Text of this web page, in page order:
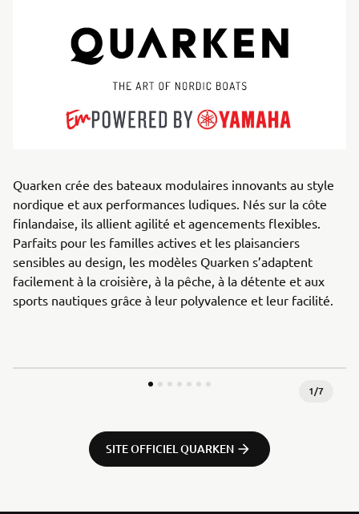
Quarken crée des bateaux modulaires innovants au style
nordique et aux performances ludiques. Nés sur la côte
finlandaise, ils allient agilité et agencements flexibles.
Parfaits pour les familles actives et les plaisanciers
sensibles au design, les modèles Quarken s’adaptent
facilement à la croisière, à la pêche, à la détente et aux
sports nautiques grâce à leur polyvalence et leur facilité.
1/7
SITE OFFICIEL QUARKEN